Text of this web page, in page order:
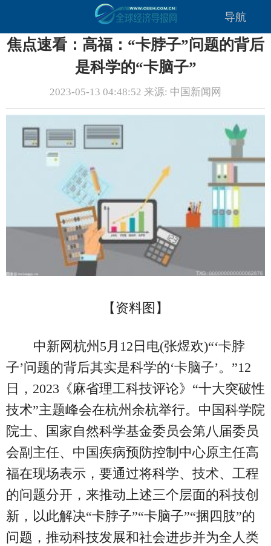
导航
焦点速看：高福：“卡脖子”问题的背后
是科学的“卡脑子”
2023-05-13 04:48:52 来源: 中国新闻网
【资料图】
中新网杭州5月12日电(张煜欢)“‘卡脖
子’问题的背后其实是科学的‘卡脑子’。”12
日，2023《麻省理工科技评论》“十大突破性
技术”主题峰会在杭州余杭举行。中国科学院
院士、国家自然科学基金委员会第八届委员
会副主任、中国疾病预防控制中心原主任高
福在现场表示，要通过将科学、技术、工程
的问题分开，来推动上述三个层面的科技创
新，以此解决“卡脖子”“卡脑子”“捆四肢”的
问题，推动科技发展和社会进步并为全人类